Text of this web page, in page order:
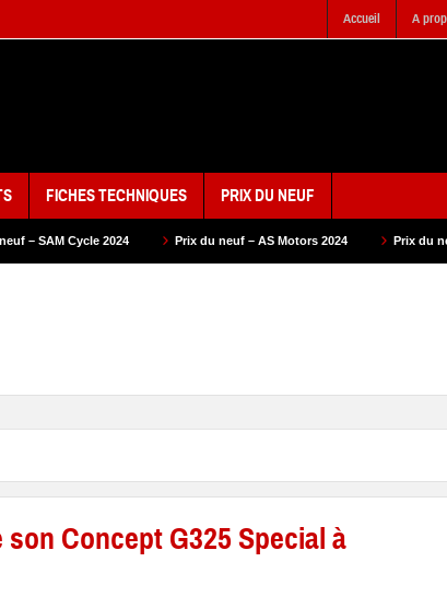
Accueil A
FICHES TECHNIQUES PRIX DU NEUF
Prix du neuf – AS Motors 2024 Prix du neuf – VMS 2024
Concept G325 Special à